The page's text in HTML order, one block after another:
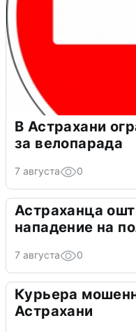
В Астрахани
за велопарада
7 августа 0
Астраханца
нападение на
7 августа 0
Курьера
Астрахани